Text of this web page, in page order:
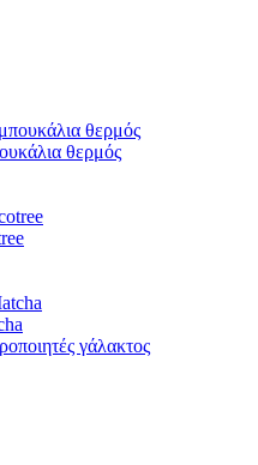
θερμός
γάλακτος